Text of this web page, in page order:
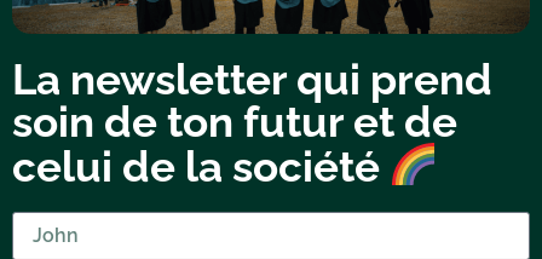
La newsletter qui prend
soin de ton futur et de
celui de la société